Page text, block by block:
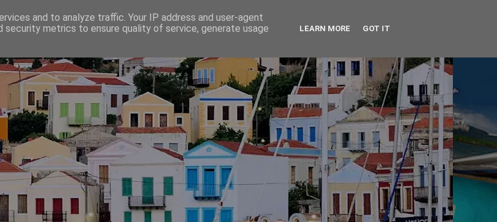
and to analyze traffic. Your IP address and user-agent
security metrics to ensure quality of service, generate usage
LEARN MORE GOT IT